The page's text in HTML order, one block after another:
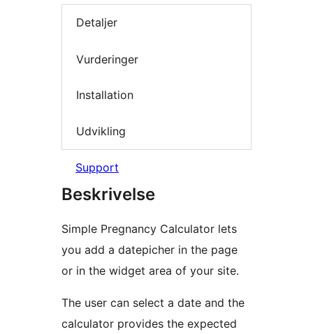
Detaljer
Vurderinger
Installation
Udvikling
Support
Beskrivelse
Simple Pregnancy Calculator lets
you add a datepicher in the page
or in the widget area of your site.
The user can select a date and the
calculator provides the expected